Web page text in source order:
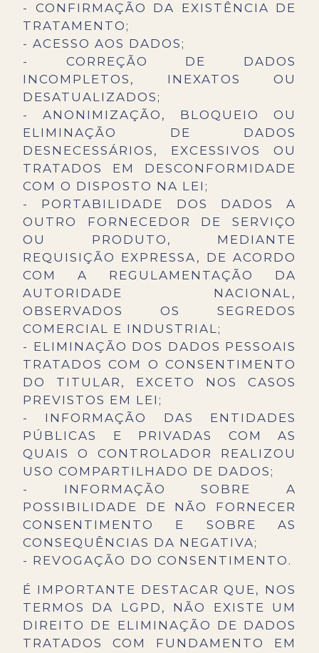
- CONFIRMAÇÃO DA EXISTÊNCIA DE
TRATAMENTO;
- ACESSO AOS DADOS;
- CORREÇÃO DE DADOS
INCOMPLETOS, INEXATOS OU
DESATUALIZADOS;
- ANONIMIZAÇÃO, BLOQUEIO OU
ELIMINAÇÃO DE DADOS
DESNECESSÁRIOS, EXCESSIVOS OU
TRATADOS EM DESCONFORMIDADE
COM O DISPOSTO NA LEI;
- PORTABILIDADE DOS DADOS A
OUTRO FORNECEDOR DE SERVIÇO
OU PRODUTO, MEDIANTE
REQUISIÇÃO EXPRESSA, DE ACORDO
COM A REGULAMENTAÇÃO DA
AUTORIDADE NACIONAL,
OBSERVADOS OS SEGREDOS
COMERCIAL E INDUSTRIAL;
- ELIMINAÇÃO DOS DADOS PESSOAIS
TRATADOS COM O CONSENTIMENTO
DO TITULAR, EXCETO NOS CASOS
PREVISTOS EM LEI;
- INFORMAÇÃO DAS ENTIDADES
PÚBLICAS E PRIVADAS COM AS
QUAIS O CONTROLADOR REALIZOU
USO COMPARTILHADO DE DADOS;
- INFORMAÇÃO SOBRE A
POSSIBILIDADE DE NÃO FORNECER
CONSENTIMENTO E SOBRE AS
CONSEQUÊNCIAS DA NEGATIVA;
- REVOGAÇÃO DO CONSENTIMENTO.
É IMPORTANTE DESTACAR QUE, NOS
TERMOS DA LGPD, NÃO EXISTE UM
DIREITO DE ELIMINAÇÃO DE DADOS
TRATADOS COM FUNDAMENTO EM